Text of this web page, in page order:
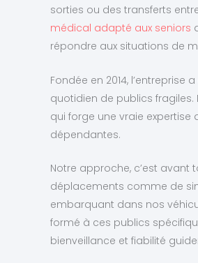
sorties ou des transferts
médical adapté aux seniors
répondre aux situations de
Fondée en 2014,
quotidien de publics fragiles.
qui forge une vraie
dépendantes.
Notre approche, c’est avant
déplacements comme de
embarquant dans nos
formé à ces publics
bienveillance et fiabilité